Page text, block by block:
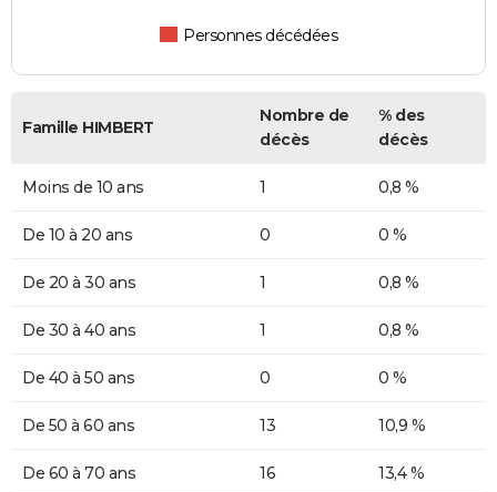
Personnes décédées
Famille HIMBERT
Nombre de
décès
% des
décès
Moins de 10 ans 1 0,8 %
De 10 à 20 ans 0 0 %
De 20 à 30 ans 1 0,8 %
De 30 à 40 ans 1 0,8 %
De 40 à 50 ans 0 0 %
De 50 à 60 ans 13 10,9 %
De 60 à 70 ans 16 13,4 %